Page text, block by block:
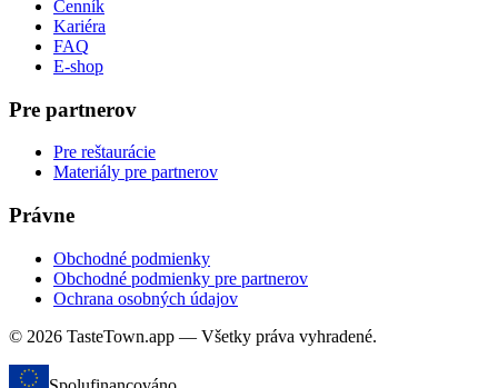
Cenník
Kariéra
FAQ
E-shop
Pre partnerov
Pre reštaurácie
Materiály pre partnerov
Právne
Obchodné podmienky
Obchodné podmienky pre partnerov
Ochrana osobných údajov
© 2026 TasteTown.app — Všetky práva vyhradené.